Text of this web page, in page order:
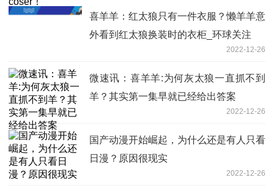
喜羊羊：红太狼只有一件衣服？懒羊羊意
外看到红太狼换装时的衣柜_环球关注
2022-12-26
微速讯：喜羊羊:为何灰太狼一直抓不到
羊？其实第一集早就已经给出答案
2022-12-26
国产动漫开始崛起，为什么还是有人只看
日漫？原因很现实
2022-12-26